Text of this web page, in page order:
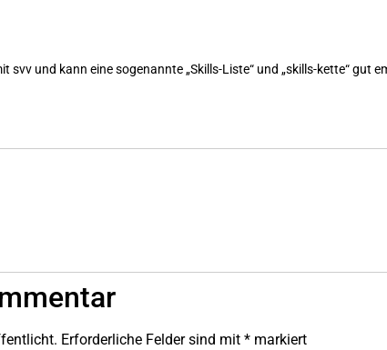
svv und kann eine sogenannte „Skills-Liste“ und „skills-kette“
Erforderliche Felder sind mit * markiert